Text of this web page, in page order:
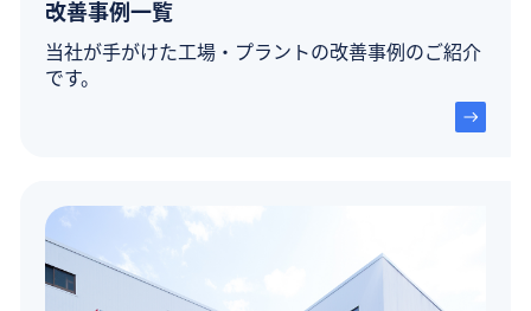
改善事例一覧
当社が手がけた工場・プラントの改善事例のご紹介
です。